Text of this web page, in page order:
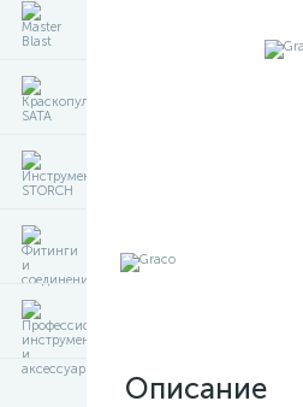
Описание